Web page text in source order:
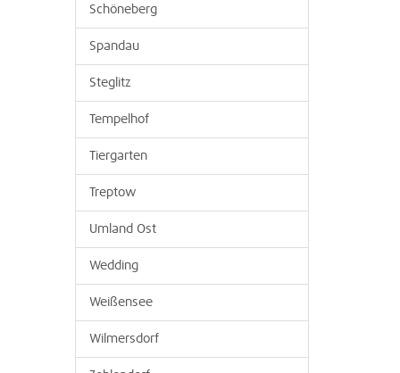
Schöneberg
Spandau
Steglitz
Tempelhof
Tiergarten
Treptow
Umland Ost
Wedding
Weißensee
Wilmersdorf